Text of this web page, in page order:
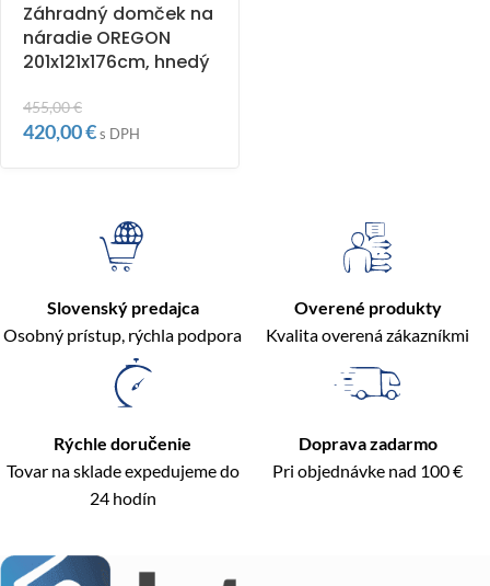
Záhradný domček na
náradie OREGON
201x121x176cm, hnedý
455,00€
420,00€s DPH
Slovenský predajca
Osobný prístup, rýchla podpora
Overené produkty
Kvalita overená zákazníkmi
Rýchle doručenie
Tovar na sklade expedujeme do
24 hodín
Doprava zadarmo
Pri objednávke nad 100 €